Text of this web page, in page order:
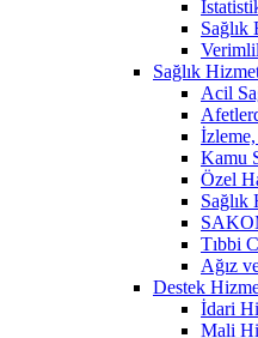
Sağlık
Sağlık
Acil
Kamu
Özel
Tıbbi
Ağız
Destek
İdari
Mali